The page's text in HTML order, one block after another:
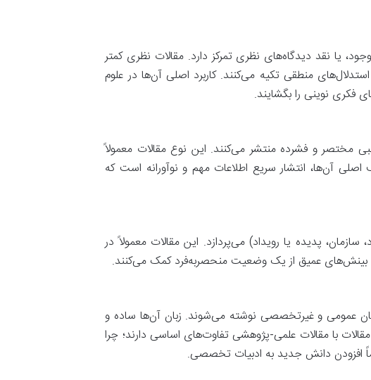
یا نقد دیدگاه‌های نظری تمرکز دارد. مقالات نظری کمتر
منطقی تکیه می‌کنند. کاربرد اصلی آن‌ها در علوم
فکری نوینی را بگشایند.
مختصر و فشرده منتشر می‌کنند. این نوع مقالات معمولاً
آن‌ها، انتشار سریع اطلاعات مهم و نوآورانه است که
پدیده یا رویداد) می‌پردازد. این مقالات معمولاً در
بینش‌های عمیق از یک وضعیت منحصربه‌فرد کمک می‌کنند.
عمومی و غیرتخصصی نوشته می‌شوند. زبان آن‌ها ساده و
با مقالات علمی-پژوهشی تفاوت‌های اساسی دارند؛ چرا
افزودن دانش جدید به ادبیات تخصصی.